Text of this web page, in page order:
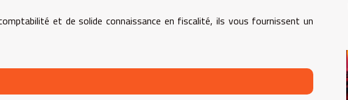
et de solide connaissance en fiscalité, ils vous fournissent un